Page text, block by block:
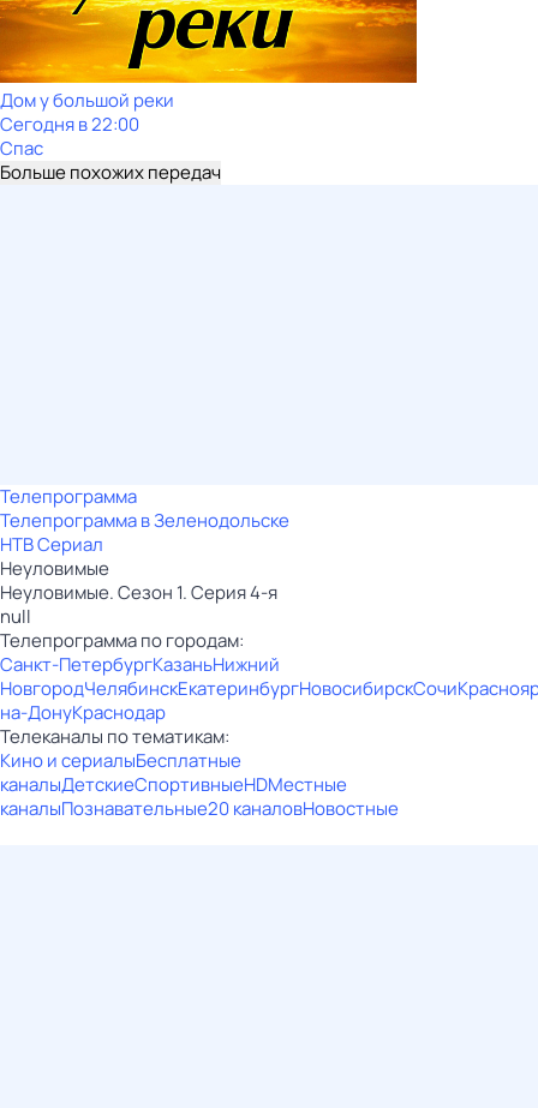
Дом у большой реки
Сегодня в 22:00
Спас
Больше похожих передач
Телепрограмма
Телепрограмма в Зеленодольске
НТВ Сериал
Неуловимые
Неуловимые. Сезон 1. Серия 4-я
null
Телепрограмма по городам:
Санкт-ПетербургКазаньНижний
НовгородЧелябинскЕкатеринбургНовосибирскСочи
на-ДонуКраснодар
Телеканалы по тематикам:
Кино и сериалыБесплатные
каналыДетскиеСпортивныеHDМестные
каналыПознавательные20 каналовНовостные